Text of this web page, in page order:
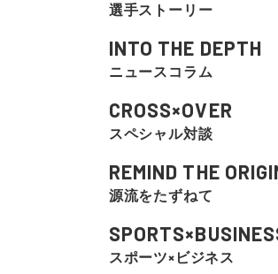
選手ストーリー
INTO THE DEPTH
ニュースコラム
CROSS×OVER
スペシャル対談
REMIND THE
源流をたずねて
スポーツ×ビジネス